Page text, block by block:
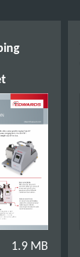
1.9 MB